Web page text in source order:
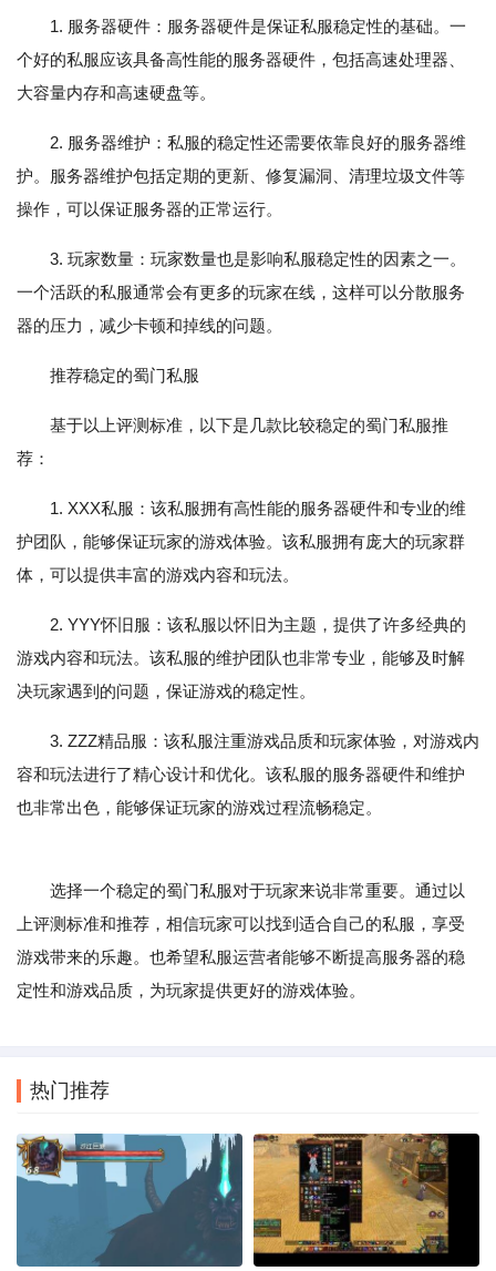
1. 服务器硬件：服务器硬件是保证私服稳定性的基础。一
个好的私服应该具备高性能的服务器硬件，包括高速处理器、
大容量内存和高速硬盘等。
2. 服务器维护：私服的稳定性还需要依靠良好的服务器维
护。服务器维护包括定期的更新、修复漏洞、清理垃圾文件等
操作，可以保证服务器的正常运行。
3. 玩家数量：玩家数量也是影响私服稳定性的因素之一。
一个活跃的私服通常会有更多的玩家在线，这样可以分散服务
器的压力，减少卡顿和掉线的问题。
推荐稳定的蜀门私服
基于以上评测标准，以下是几款比较稳定的蜀门私服推
荐：
1. XXX私服：该私服拥有高性能的服务器硬件和专业的维
护团队，能够保证玩家的游戏体验。该私服拥有庞大的玩家群
体，可以提供丰富的游戏内容和玩法。
2. YYY怀旧服：该私服以怀旧为主题，提供了许多经典的
游戏内容和玩法。该私服的维护团队也非常专业，能够及时解
决玩家遇到的问题，保证游戏的稳定性。
3. ZZZ精品服：该私服注重游戏品质和玩家体验，对游戏内
容和玩法进行了精心设计和优化。该私服的服务器硬件和维护
也非常出色，能够保证玩家的游戏过程流畅稳定。
选择一个稳定的蜀门私服对于玩家来说非常重要。通过以
上评测标准和推荐，相信玩家可以找到适合自己的私服，享受
游戏带来的乐趣。也希望私服运营者能够不断提高服务器的稳
定性和游戏品质，为玩家提供更好的游戏体验。
热门推荐